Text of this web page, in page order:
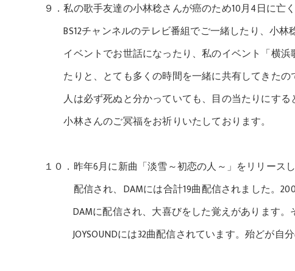
９．私の歌手友達の小林稔さんが癌のため10月4日に亡
BS12チャンネルのテレビ番組でご一緒したり、小林
イベントでお世話になったり、私のイベント「横浜
たりと、とても多くの時間を一緒に共有してきたの
人は必ず死ぬと分かっていても、目の当たりにする
小林さんのご冥福をお祈りいたしております。
１０．昨年6月に新曲「淡雪～初恋の人～」をリリース
配信され、DAMには合計19曲配信されました。
DAMに配信され、大喜びをした覚えがあります。そ
JOYSOUNDには32曲配信されています。殆どが自分